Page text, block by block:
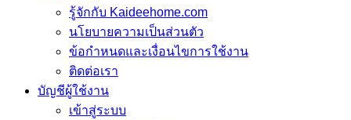
รู้จักกับ Kaideehome.com
นโยบายความเป็นส่วนตัว
ข้อกำหนดและเงื่อนไขการใช้งาน
ติดต่อเรา
บัญชีผู้ใช้งาน
เข้าสู่ระบบ